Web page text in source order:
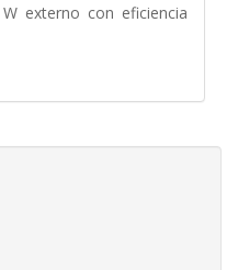
externo con eficiencia